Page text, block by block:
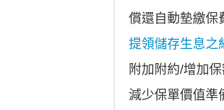
償還自動墊繳保
提領儲存生息之
附加附約/增加保
減少保單價值準